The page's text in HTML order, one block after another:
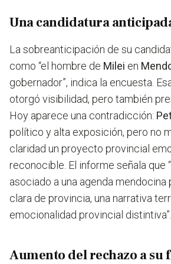
Una candidatura
La sobreanticipación de su
como “el hombre de Milei en
gobernador”, indica la encuesta.
otorgó visibilidad, pero también
Hoy aparece una contradicción:
político y alta exposición, pero no
claridad un proyecto provincial
reconocible. El informe señala que
asociado a una agenda mendocina
clara de provincia, una narrativa
emocionalidad provincial distintiva”.
Aumento del rechazo a su